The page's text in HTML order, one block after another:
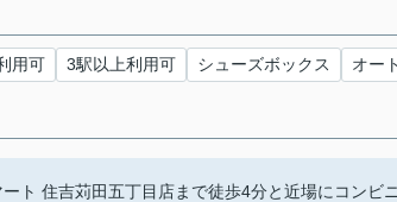
用可 3駅以上利用可 シューズボックス オー
ト 住吉苅田五丁目店まで徒歩4分と近場にコンビ